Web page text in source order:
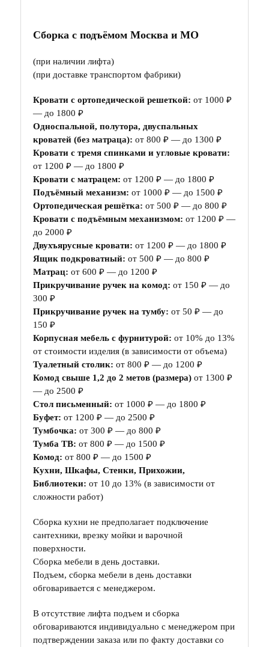
Сборка с подъёмом Москва и МО
(при наличии лифта)
(при доставке транспортом фабрики)
Кровати с ортопедической решеткой: от 1000 ₽
— до 1800 ₽
Односпальной, полутора, двуспальных
кроватей (без матраца): от 800 ₽ — до 1300 ₽
Кровати с тремя спинками и угловые кровати:
от 1200 ₽ — до 1800 ₽
Кровати с матрацем: от 1200 ₽ — до 1800 ₽
Подъёмный механизм: от 1000 ₽ — до 1500 ₽
Ортопедическая решётка: от 500 ₽ — до 800 ₽
Кровати с подъёмным механизмом: от 1200 ₽ —
до 2000 ₽
Двухъярусные кровати: от 1200 ₽ — до 1800 ₽
Ящик подкроватный: от 500 ₽ — до 800 ₽
Матрац: от 600 ₽ — до 1200 ₽
Прикручивание ручек на комод: от 150 ₽ — до
300 ₽
Прикручивание ручек на тумбу: от 50 ₽ — до
150 ₽
Корпусная мебель с фурнитурой: от 10% до 13%
от стоимости изделия (в зависимости от объема)
Туалетный столик: от 800 ₽ — до 1200 ₽
Комод свыше 1,2 до 2 метов (размера) от 1300 ₽
— до 2500 ₽
Стол письменный: от 1000 ₽ — до 1800 ₽
Буфет: от 1200 ₽ — до 2500 ₽
Тумбочка: от 300 ₽ — до 800 ₽
Тумба ТВ: от 800 ₽ — до 1500 ₽
Комод: от 800 ₽ — до 1500 ₽
Кухни, Шкафы, Стенки, Прихожии,
Библиотеки: от 10 до 13% (в зависимости от
сложности работ)
Сборка кухни не предполагает подключение
сантехники, врезку мойки и варочной
поверхности.
Сборка мебели в день доставки.
Подъем, сборка мебели в день доставки
обговаривается с менеджером.
В отсутствие лифта подъем и сборка
обговариваются индивидуально с менеджером при
подтверждении заказа или по факту доставки со